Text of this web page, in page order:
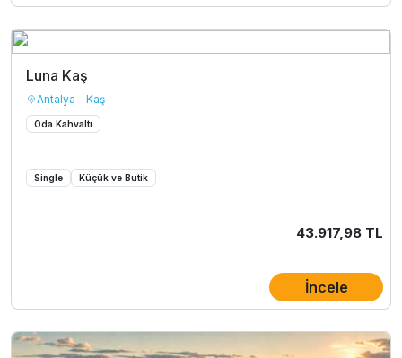
Luna Kaş
Antalya - Kaş
Oda Kahvaltı
Single Küçük ve Butik
43.917,98 TL
İncele